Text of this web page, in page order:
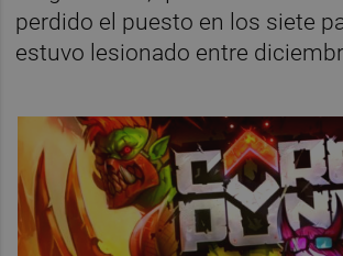
perdido el puesto en los siete
estuvo lesionado entre